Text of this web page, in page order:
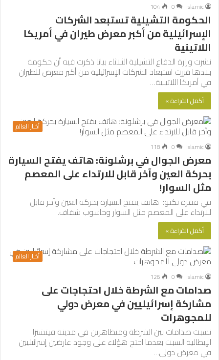
islamic
0
104
الحكومة التشيلية تستبعد الشركات
الإسرائيلية من أكبر معرض طيران في أمريكا
اللاتينية
نشرت وزارة الدفاع التشيلية الثلاثاء بيانا ذكرت فيه أن حكومة
بلادها قررت استبعاد الشركات الإسرائيلية من أكبر معرض للطيران
في أمريكا اللاتينية…
أكمل القراءة »
أخبار العالم
islamic
0
118
معرض الجوال في برشلونة: هاتف يفتح السيارة
بحركة العين وآخر قابل للارتداء على المعصم
مثل السوار!
في فقرة تكنو: هاتف يفتح السيارة بحركة العين وآخر قابل
للارتداء على المعصم مثل السوار وحاسوب شفاف.
أكمل القراءة »
أخبار العالم
islamic
0
126
صدامات مع الشرطة خلال احتجاجات على
مشاركة إسرائيليين في معرض دولي
للمجوهرات
نشبت صدامات بين الشرطة ومتظاهرين في مدينة فيتشنزا
الإيطالية السبت بعدما احتج هؤلاء على وجود عارضين إسرائيليين
في معرض دولي…